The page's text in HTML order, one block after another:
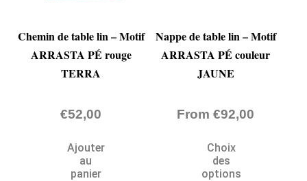
Chemin de table lin – Motif
ARRASTA PÉ rouge
TERRA
€52,00
Ajouter
au
panier
Nappe de table lin – Motif
ARRASTA PÉ couleur
JAUNE
From €92,00
Choix
des
options